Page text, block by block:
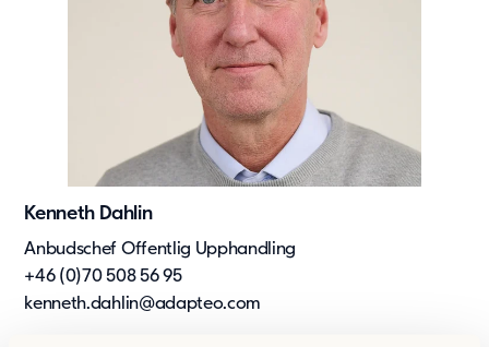
Kenneth Dahlin
Anbudschef Offentlig Upphandling
+46 (0)70 508 56 95
kenneth.dahlin@adapteo.com